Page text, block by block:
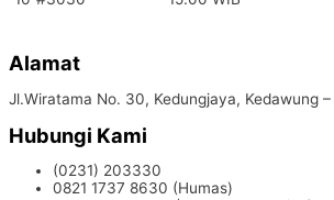
Alamat
Jl.Wiratama No. 30, Kedungjaya, Kedawung
Hubungi Kami
(0231) 203330
0821 1737 8630 (Humas)